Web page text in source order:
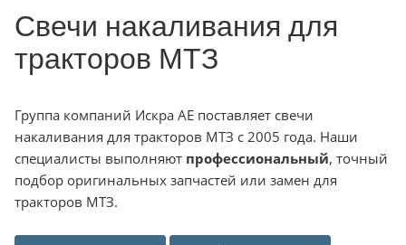
Свечи накаливания для
тракторов МТЗ
Группа компаний Искра АЕ поставляет свечи
накаливания для тракторов МТЗ с 2005 года. Наши
специалисты выполняют профессиональный, точный
подбор оригинальных запчастей или замен для
тракторов МТЗ.